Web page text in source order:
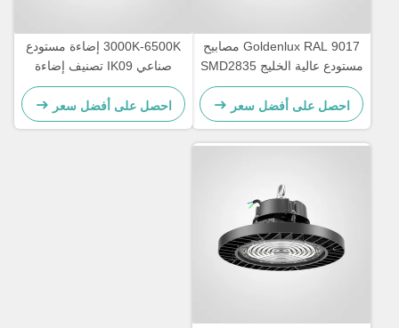
Goldenlux RAL 9017 مصابيح
مستودع عالية الخليج SMD2835
مصابيح الصناعية عالية الخليج
احصل على أفضل سعر
3000K-6500K إضاءة مستودع
صناعي IK09 تصنيف إضاءة
LED عالية الخليج
احصل على أفضل سعر